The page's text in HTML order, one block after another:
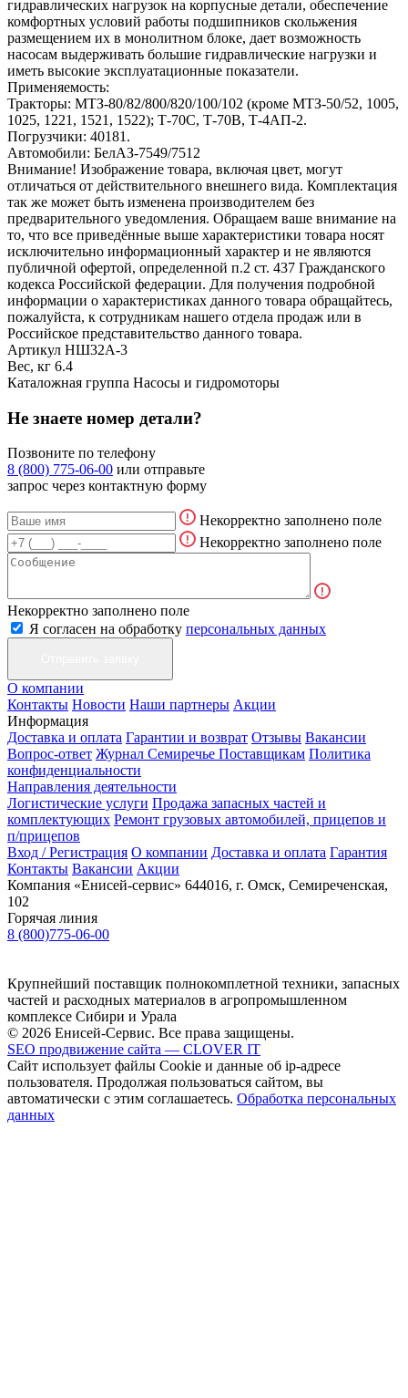
гидравлических нагрузок на корпусные детали, обеспечение
комфортных условий работы подшипников скольжения
размещением их в монолитном блоке, дает возможность
насосам выдерживать большие гидравлические нагрузки и
иметь высокие эксплуатационные показатели.
Применяемость:
Тракторы: МТЗ-80/82/800/820/100/102 (кроме МТЗ-50/52, 1005,
1025, 1221, 1521, 1522); Т-70С, Т-70В, Т-4АП-2.
Погрузчики: 40181.
Автомобили: БелАЗ-7549/7512
Внимание! Изображение товара, включая цвет, могут
отличаться от действительного внешнего вида. Комплектация
так же может быть изменена производителем без
предварительного уведомления. Обращаем ваше внимание на
то, что все приведённые выше характеристики товара носят
исключительно информационный характер и не являются
публичной офертой, определенной п.2 ст. 437 Гражданского
кодекса Российской федерации. Для получения подробной
информации о характеристиках данного товара обращайтесь,
пожалуйста, к сотрудникам нашего отдела продаж или в
Российское представительство данного товара.
Артикул НШ32А-3
Вес, кг 6.4
Каталожная группа Насосы и гидромоторы
Не знаете номер детали?
Позвоните по телефону
8 (800) 775-06-00 или отправьте
запрос через контактную форму
Некорректно заполнено поле
Некорректно заполнено поле
Некорректно заполнено поле
Я согласен на обработку персональных данных
О компании
Контакты Новости Наши партнеры Акции
Информация
Доставка и оплата Гарантии и возврат Отзывы Вакансии
Вопрос-ответ Журнал Семиречье Поставщикам Политика
конфиденциальности
Направления деятельности
Логистические услуги Продажа запасных частей и
комплектующих Ремонт грузовых автомобилей, прицепов и
п/прицепов
Вход / Регистрация О компании Доставка и оплата Гарантия
Контакты Вакансии Акции
Компания «Енисей-сервис» 644016, г. Омск, Семиреченская,
102
Горячая линия
8 (800)775-06-00
Крупнейший поставщик полнокомплетной техники, запасных
частей и расходных материалов в агропромышленном
комплексе Сибири и Урала
© 2026 Енисей-Сервис. Все права защищены.
SEO продвижение сайта — CLOVER IT
Сайт использует файлы Cookie и данные об ip-адресе
пользователя. Продолжая пользоваться сайтом, вы
автоматически с этим соглашаетесь. Обработка персональных
данных